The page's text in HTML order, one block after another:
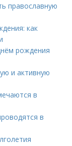
православную
как
рождения
и активную
в
в